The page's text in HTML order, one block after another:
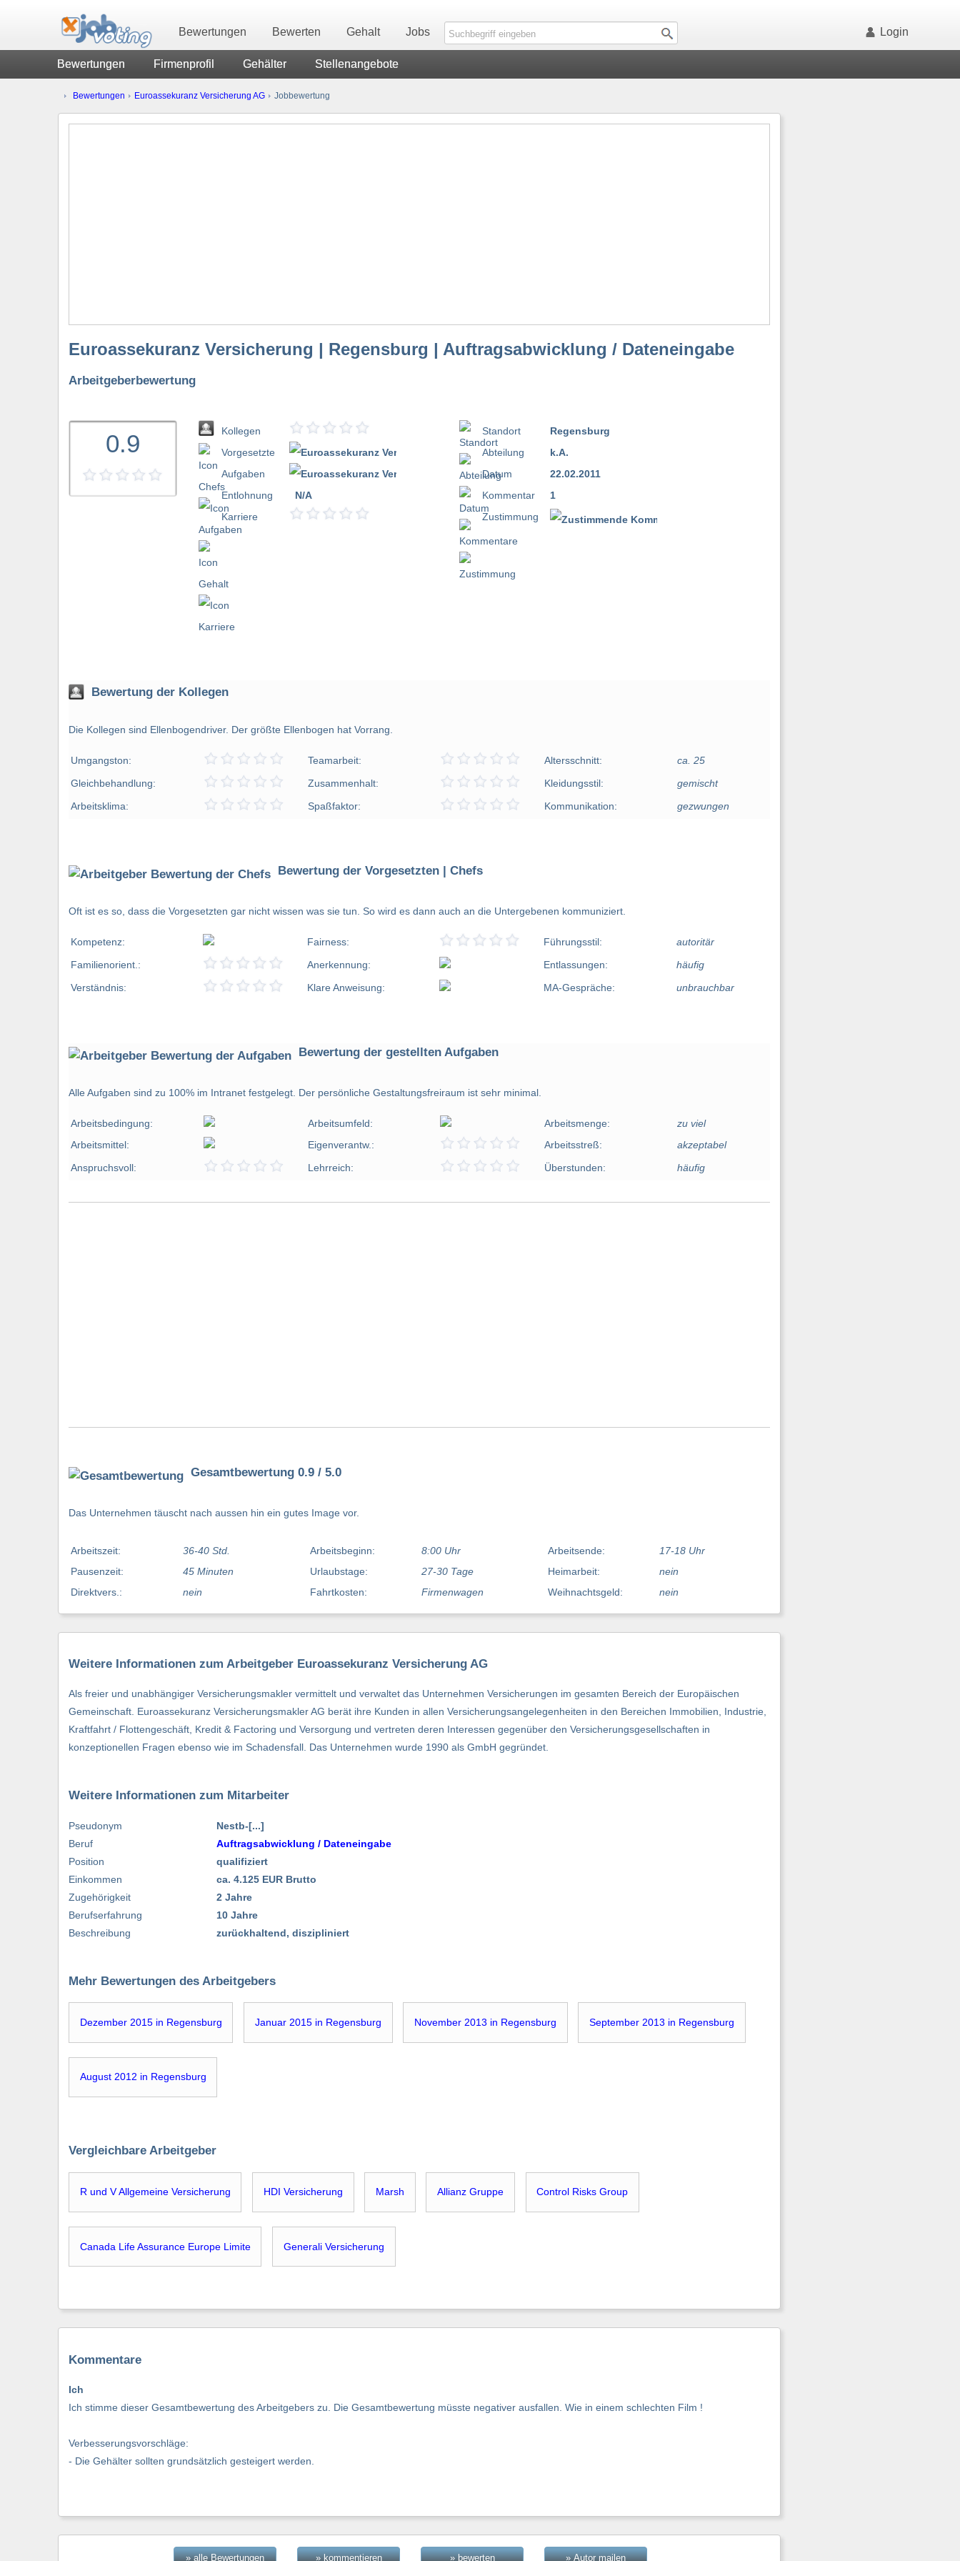
Bewertungen Bewerten Gehalt Jobs Login
Bewertungen Firmenprofil Gehälter Stellenangebote
Bewertungen Euroassekuranz Versicherung AG Jobbewertung
Euroassekuranz Versicherung | Regensburg | Auftragsabwicklung / Dateneingabe
Arbeitgeberbewertung
0.9
Kollegen
Vorgesetzte
Aufgaben
Entlohnung
Karriere
N/A
Standort
Abteilung
Datum
Kommentar
Zustimmung
Regensburg
k.A.
22.02.2011
1
Bewertung der Kollegen
Die Kollegen sind Ellenbogendriver. Der größte Ellenbogen hat Vorrang.
Umgangston: Teamarbeit: Altersschnitt:
ca. 25
Gleichbehandlung:
Zusammenhalt: Kleidungsstil:
gemischt
Arbeitsklima:
Spaßfaktor: Kommunikation: gezwungen
Bewertung der Vorgesetzten | Chefs
Oft ist es so, dass die Vorgesetzten gar nicht wissen was sie tun. So wird es dann auch an die Untergebenen kommuniziert.
Kompetenz: Fairness: Führungsstil:
autoritär
Familienorient.:
Anerkennung: Entlassungen:
häufig
Verständnis:
Klare Anweisung: MA-Gespräche: unbrauchbar
Bewertung der gestellten Aufgaben
Alle Aufgaben sind zu 100% im Intranet festgelegt. Der persönliche Gestaltungsfreiraum ist sehr minimal.
Arbeitsbedingung: Arbeitsumfeld: Arbeitsmenge:
zu viel
Arbeitsmittel:
Eigenverantw.: Arbeitsstreß:
akzeptabel
Anspruchsvoll:
Lehrreich: Überstunden: häufig
Gesamtbewertung 0.9 / 5.0
Das Unternehmen täuscht nach aussen hin ein gutes Image vor.
Arbeitszeit: 36-40 Std. Arbeitsbeginn: 8:00 Uhr Arbeitsende:
17-18 Uhr
Pausenzeit:
45 Minuten Urlaubstage: 27-30 Tage Heimarbeit:
nein
Direktvers.:
nein Fahrtkosten: Firmenwagen Weihnachtsgeld: nein
Weitere Informationen zum Arbeitgeber Euroassekuranz Versicherung AG
Als freier und unabhängiger Versicherungsmakler vermittelt und verwaltet das Unternehmen Versicherungen im gesamten Bereich der Europäischen
Gemeinschaft. Euroassekuranz Versicherungsmakler AG berät ihre Kunden in allen Versicherungsangelegenheiten in den Bereichen Immobilien, Industrie,
Kraftfahrt / Flottengeschäft, Kredit & Factoring und Versorgung und vertreten deren Interessen gegenüber den Versicherungsgesellschaften in
konzeptionellen Fragen ebenso wie im Schadensfall. Das Unternehmen wurde 1990 als GmbH gegründet.
Weitere Informationen zum Mitarbeiter
Pseudonym
Beruf
Position
Einkommen
Zugehörigkeit
Berufserfahrung
Beschreibung
Nestb-[...]
Auftragsabwicklung / Dateneingabe
qualifiziert
ca. 4.125 EUR Brutto
2 Jahre
10 Jahre
zurückhaltend, diszipliniert
Mehr Bewertungen des Arbeitgebers
Dezember 2015 in Regensburg Januar 2015 in Regensburg November 2013 in Regensburg September 2013 in Regensburg
August 2012 in Regensburg
Vergleichbare Arbeitgeber
R und V Allgemeine Versicherung HDI Versicherung Marsh Allianz Gruppe Control Risks Group
Canada Life Assurance Europe Limite Generali Versicherung
Kommentare
Ich
Ich stimme dieser Gesamtbewertung des Arbeitgebers zu. Die Gesamtbewertung müsste negativer ausfallen. Wie in einem schlechten Film !
Verbesserungsvorschläge:
- Die Gehälter sollten grundsätzlich gesteigert werden.
» alle Bewertungen » kommentieren » bewerten » Autor mailen